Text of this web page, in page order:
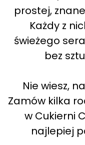
prostej,
Każdy z
świeżego
bez
Nie wiesz,
Zamów kilka
w Cukierni
najlepiej